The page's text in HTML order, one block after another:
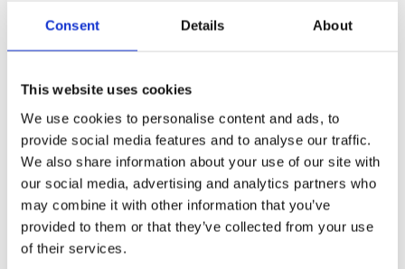
Consent Details About
This website uses cookies
We use cookies to personalise content and ads, to
provide social media features and to analyse our traffic.
We also share information about your use of our site with
our social media, advertising and analytics partners who
may combine it with other information that you’ve
provided to them or that they’ve collected from your use
of their services.
HELLO KITTY
Ref:2700002350
Prodotti correlati